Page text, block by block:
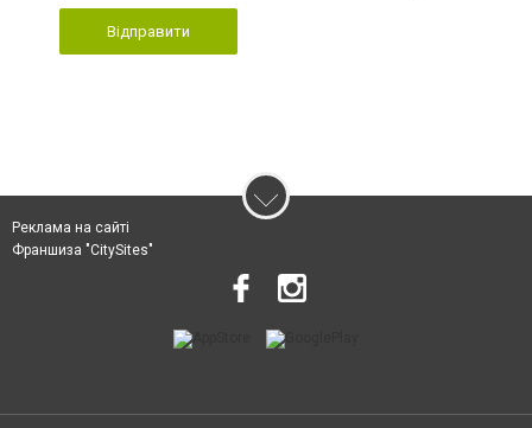
Відправити
Реклама на сайті
Франшиза "CitySites"